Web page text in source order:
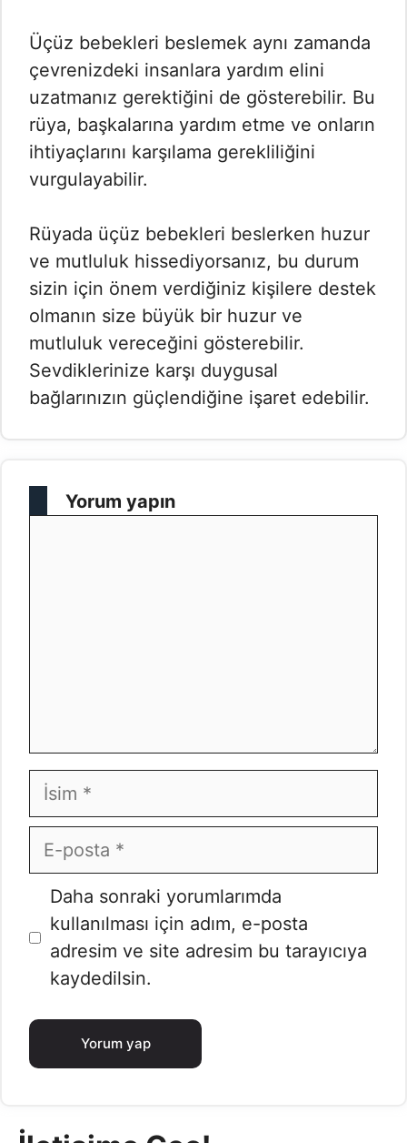
Üçüz bebekleri beslemek aynı zamanda
çevrenizdeki insanlara yardım elini
uzatmanız gerektiğini de gösterebilir. Bu
rüya, başkalarına yardım etme ve onların
ihtiyaçlarını karşılama gerekliliğini
vurgulayabilir.
Rüyada üçüz bebekleri beslerken huzur
ve mutluluk hissediyorsanız, bu durum
sizin için önem verdiğiniz kişilere destek
olmanın size büyük bir huzur ve
mutluluk vereceğini gösterebilir.
Sevdiklerinize karşı duygusal
bağlarınızın güçlendiğine işaret edebilir.
Yorum yapın
İsim
E-
posta
İnternet
sitesi
Daha sonraki yorumlarımda
kullanılması için adım, e-posta
adresim ve site adresim bu tarayıcıya
kaydedilsin.